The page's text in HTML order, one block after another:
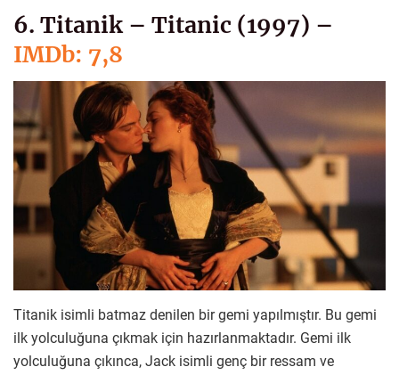
6. Titanik – Titanic (1997) –
IMDb: 7,8
Titanik isimli batmaz denilen bir gemi yapılmıştır. Bu gemi
ilk yolculuğuna çıkmak için hazırlanmaktadır. Gemi ilk
yolculuğuna çıkınca, Jack isimli genç bir ressam ve